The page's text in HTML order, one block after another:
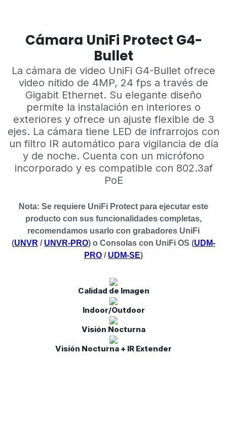
Cámara UniFi Protect G4-
Bullet
La cámara de video UniFi G4-Bullet ofrece
video nítido de 4MP, 24 fps a través de
Gigabit Ethernet. Su elegante diseño
permite la instalación en interiores o
exteriores y ofrece un ajuste flexible de 3
ejes. La cámara tiene LED de infrarrojos con
un filtro IR automático para vigilancia de día
y de noche. Cuenta con un micrófono
incorporado y es compatible con 802.3af
PoE
Nota: Se requiere UniFi Protect para ejecutar este
producto con sus funcionalidades completas,
recomendamos usarlo con grabadores UniFi
(UNVR / UNVR-PRO) o Consolas con UniFi OS (UDM-
PRO / UDM-SE)
Calidad de Imagen
Indoor/Outdoor
Visión Nocturna
Visión Nocturna + IR Extender